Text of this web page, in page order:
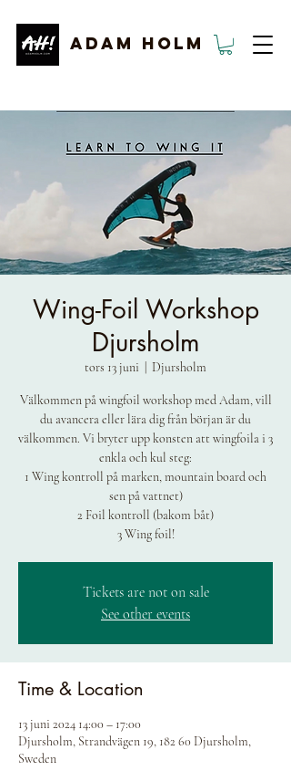
ADAM HOLM
Wing-Foil Workshop
Djursholm
tors 13 juni Djursholm
Välkommen på wingfoil workshop med Adam, vill
du avancera eller lära dig från början är du
välkommen. Vi bryter upp konsten att wingfoila i 3
enkla och kul steg:
1 Wing kontroll på marken, mountain board och
sen på vattnet)
2 Foil kontroll (bakom båt)
3 Wing foil!
Tickets are not on sale
See other events
Time & Location
13 juni 2024 14:00 – 17:00
Djursholm, Strandvägen 19, 182 60 Djursholm,
Sweden